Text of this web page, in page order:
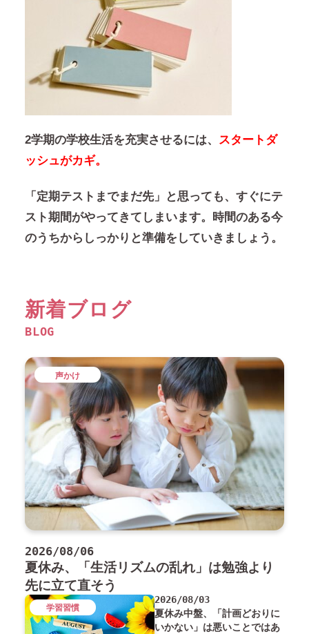
2学期の学校生活を充実させるには、 スタートダ
ッシュがカギ。
「定期テストまでまだ先」と思っても、すぐにテ
スト期間がやってきてしまいます。時間のある今
のうちからしっかりと準備をしていきましょう。
新着ブログ
BLOG
2026/08/06
夏休み、「生活リズムの乱れ」は勉強より
先に立て直そう
声かけ
2026/08/03
夏休み中盤、「計画どおりに
いかない」は悪いことではあ
学習習慣